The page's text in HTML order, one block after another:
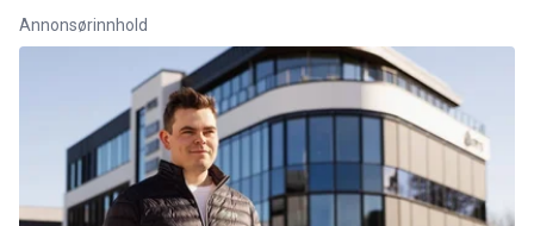
Annonsørinnhold